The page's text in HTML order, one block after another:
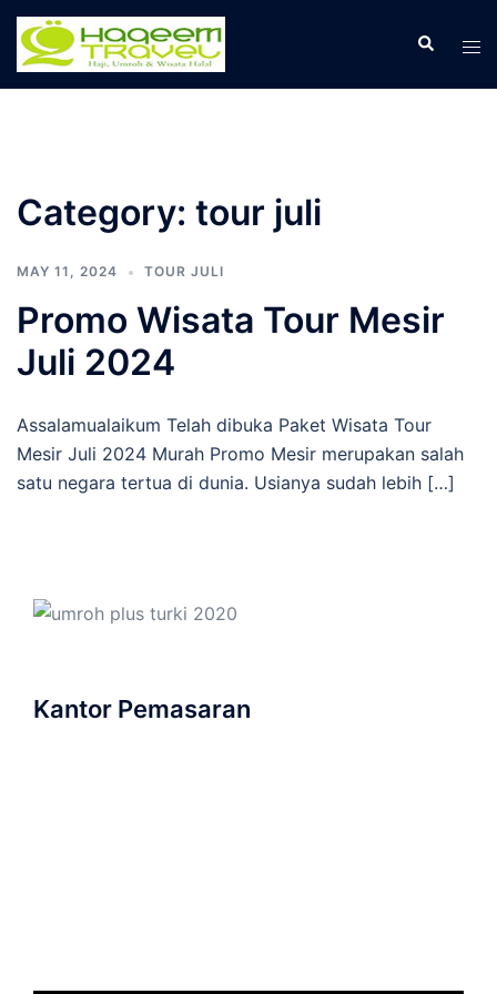
Skip
content
Search
Category: tour juli
MAY 11, 2024 TOUR JULI
Promo Wisata Tour Mesir
Juli 2024
Assalamualaikum Telah dibuka Paket Wisata Tour
Mesir Juli 2024 Murah Promo Mesir merupakan salah
satu negara tertua di dunia. Usianya sudah lebih […]
Kantor Pemasaran